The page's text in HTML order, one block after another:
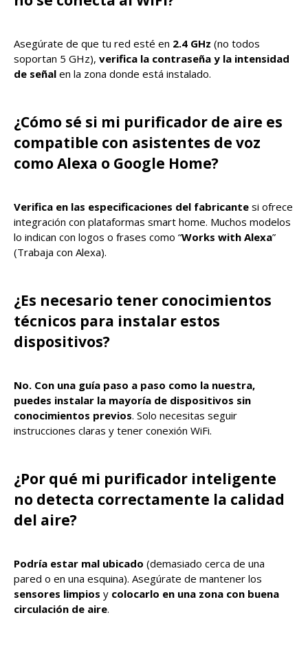
Asegúrate de que tu red esté en 2.4 GHz (no todos
soportan 5 GHz), verifica la contraseña y la intensidad
de señal en la zona donde está instalado.
¿Cómo sé si mi purificador de aire es
compatible con asistentes de voz
como Alexa o Google Home?
Verifica en las especificaciones del fabricante si ofrece
integración con plataformas smart home. Muchos modelos
lo indican con logos o frases como “Works with Alexa”
(Trabaja con Alexa).
¿Es necesario tener conocimientos
técnicos para instalar estos
dispositivos?
No. Con una guía paso a paso como la nuestra,
puedes instalar la mayoría de dispositivos sin
conocimientos previos. Solo necesitas seguir
instrucciones claras y tener conexión WiFi.
¿Por qué mi purificador inteligente
no detecta correctamente la calidad
del aire?
Podría estar mal ubicado (demasiado cerca de una
pared o en una esquina). Asegúrate de mantener los
sensores limpios y colocarlo en una zona con buena
circulación de aire.